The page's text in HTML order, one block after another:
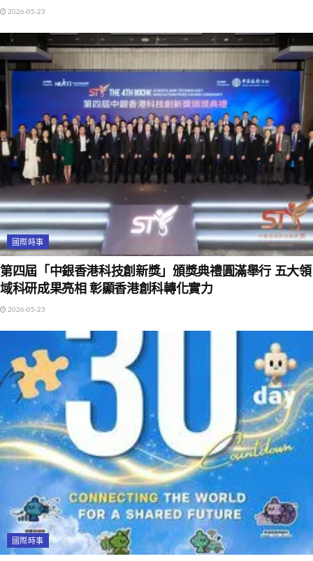
2026-05-23
國際時事
第四屆「中銀香港科技創新獎」頒獎典禮圓滿舉行 五大領
域科研成果亮相 彰顯香港創科轉化實力
2026-05-23
國際時事